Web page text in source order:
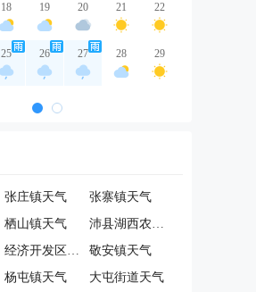
18 19 20 21 22
25 26 27 28 29
张庄镇天气
张寨镇天气
栖山镇天气
沛县湖西农场管理委员会天气
经济开发区天气
敬安镇天气
杨屯镇天气
大屯街道天气